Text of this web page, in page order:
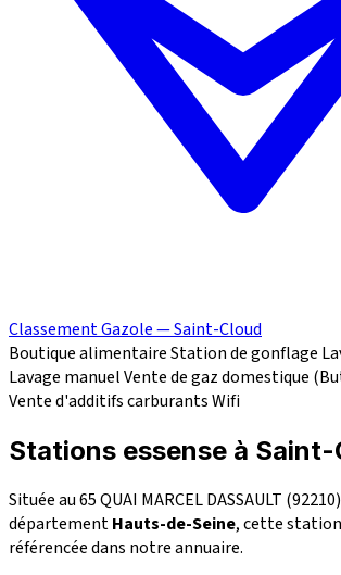
Classement Gazole — Saint-Cloud
Boutique alimentaireStation de gonflage
Lavage manuelVente de gaz domestique
Vente d'additifs carburantsWifi
Stations essense à Saint-
Située au 65 QUAI MARCEL DASSAULT
départementHauts-de-Seine, cette
référencée dans notre annuaire.